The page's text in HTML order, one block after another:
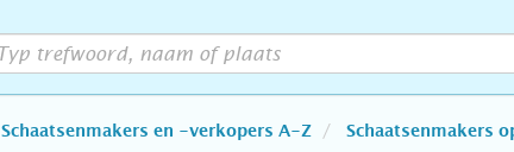
Schaatsenmakers en -verkopers A-Z Schaatsenmakers